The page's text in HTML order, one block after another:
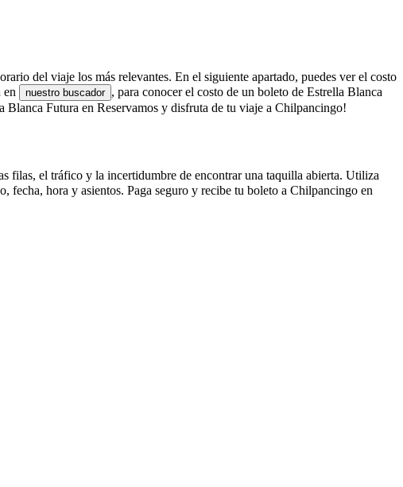
del viaje los más relevantes. En el siguiente apartado, puedes ver el costo
en
nuestro buscador , para conocer el costo de un boleto de Estrella Blanca
Futura en Reservamos y disfruta de tu viaje a Chilpancingo!
filas, el tráfico y la incertidumbre de encontrar una taquilla abierta. Utiliza
fecha, hora y asientos. Paga seguro y recibe tu boleto a Chilpancingo en